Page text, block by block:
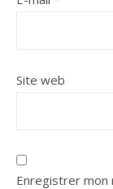
Site web
Enregistrer mon